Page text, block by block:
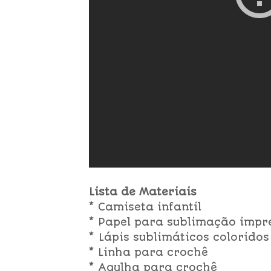
Lista de Materiais
* Camiseta infantil
* Papel para sublimação
* Lápis sublimáticos coloridos
* Linha para crochê
* Agulha para crochê